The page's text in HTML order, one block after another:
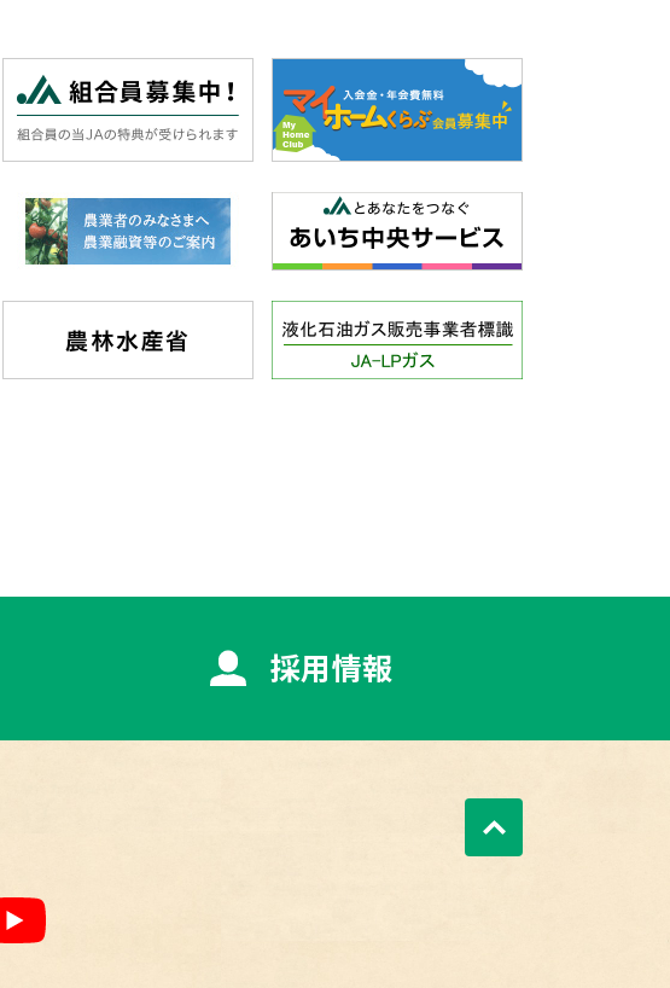
採用情報